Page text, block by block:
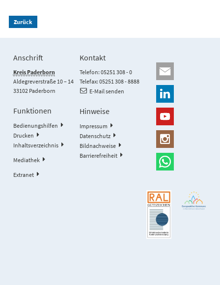
Zurück
Anschrift
Kreis Paderborn
Aldegreverstraße 10 – 14
33102 Paderborn
Kontakt
Telefon: 05251 308 - 0
Telefax: 05251 308 - 8888
E-Mail senden
Funktionen
Bedienungshilfen
Drucken
Inhaltsverzeichnis
Mediathek
Extranet
Hinweise
Impressum
Datenschutz
Bildnachweise
Barrierefreiheit